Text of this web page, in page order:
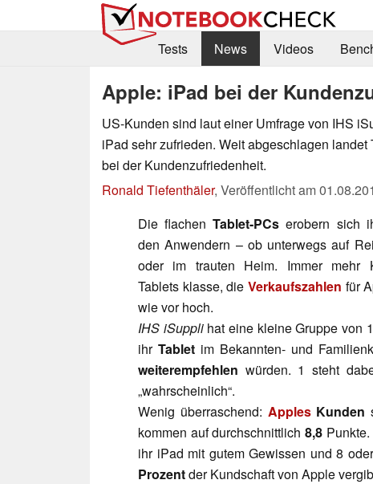
Tests
News Videos
Apple: iPad bei der
US-Kunden sind laut einer Umfrage von IHS
iPad sehr zufrieden. Weit abgeschlagen landet
bei der Kundenzufriedenheit.
Ronald Tiefenthäler, Veröffentlicht am
Die flachenTablet-PCs erobern sich
den Anwendern – ob unterwegs auf
oder im trauten Heim. Immer mehr
Tablets klasse, die Verkaufszahlen für
wie vor hoch.
IHS iSupplihat eine kleine Gruppe von
ihrTablet im Bekannten- und
weiterempfehlen würden. 1 steht
„wahrscheinlich“.
Wenig überraschend: ApplesKunden
kommen auf durchschnittlich8,8 Punkte.
ihr iPad mit gutem Gewissen und 8
Prozentder Kundschaft von Apple